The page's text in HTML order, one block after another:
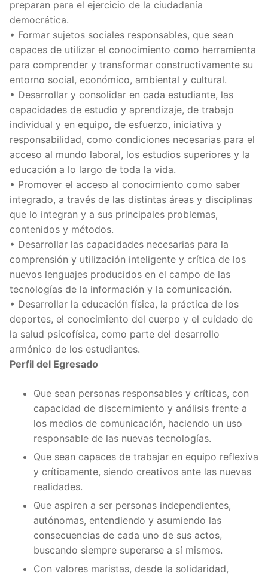
preparan para el ejercicio de la ciudadanía
democrática.
• Formar sujetos sociales responsables, que sean
capaces de utilizar el conocimiento como herramienta
para comprender y transformar constructivamente su
entorno social, económico, ambiental y cultural.
• Desarrollar y consolidar en cada estudiante, las
capacidades de estudio y aprendizaje, de trabajo
individual y en equipo, de esfuerzo, iniciativa y
responsabilidad, como condiciones necesarias para el
acceso al mundo laboral, los estudios superiores y la
educación a lo largo de toda la vida.
• Promover el acceso al conocimiento como saber
integrado, a través de las distintas áreas y disciplinas
que lo integran y a sus principales problemas,
contenidos y métodos.
• Desarrollar las capacidades necesarias para la
comprensión y utilización inteligente y crítica de los
nuevos lenguajes producidos en el campo de las
tecnologías de la información y la comunicación.
• Desarrollar la educación física, la práctica de los
deportes, el conocimiento del cuerpo y el cuidado de
la salud psicofísica, como parte del desarrollo
armónico de los estudiantes.
Perfil del Egresado
Que sean personas responsables y críticas, con
capacidad de discernimiento y análisis frente a
los medios de comunicación, haciendo un uso
responsable de las nuevas tecnologías.
Que sean capaces de trabajar en equipo reflexiva
y críticamente, siendo creativos ante las nuevas
realidades.
Que aspiren a ser personas independientes,
autónomas, entendiendo y asumiendo las
consecuencias de cada uno de sus actos,
buscando siempre superarse a sí mismos.
Con valores maristas, desde la solidaridad,